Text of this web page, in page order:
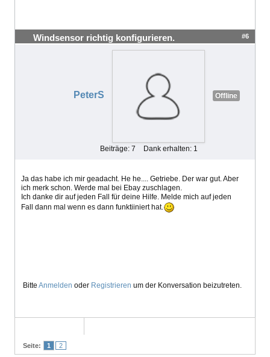
Windsensor richtig konfigurieren. #6
PeterS Offline
Beiträge: 7 Dank erhalten: 1
Ja das habe ich mir geadacht. He he.... Getriebe. Der war gut. Aber
ich merk schon. Werde mal bei Ebay zuschlagen.
Ich danke dir auf jeden Fall für deine Hilfe. Melde mich auf jeden
Fall dann mal wenn es dann funktiiniert hat.
Bitte Anmelden oder Registrieren um der Konversation beizutreten.
Seite: 1 2